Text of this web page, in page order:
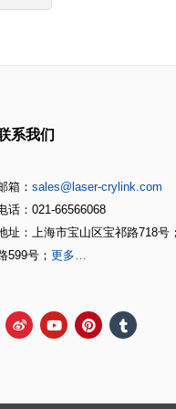
系我们
箱： sales@laser-crylink.com
话：021-66566068
址：上海市宝山区宝祁路718号
599号； 更多…